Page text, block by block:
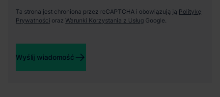
Ta strona jest chroniona przez reCAPTCHA i obowiązują ją Politykę
Prywatności oraz Warunki Korzystania z Usług Google.
Wyślij wiadomość